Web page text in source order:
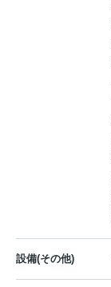
設備(その他)